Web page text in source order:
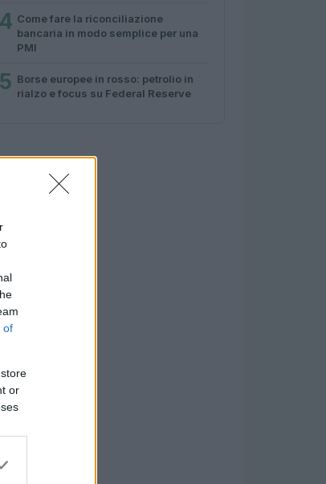
of
or
4 Come fare la riconciliazione
bancaria in modo semplice per una
PMI
5 Borse europee in rosso: petrolio in
rialzo e focus su Federal Reserve